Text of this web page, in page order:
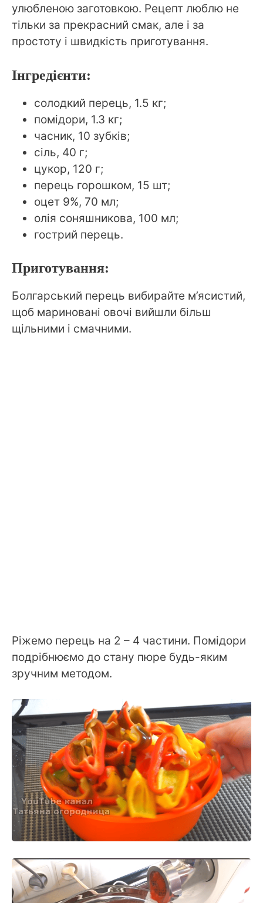
улюбленою заготовкою. Рецепт люблю не
тільки за прекрасний смак, але і за
простоту і швидкість приготування.
Інгредієнти:
солодкий перець, 1.5 кг;
помідори, 1.3 кг;
часник, 10 зубків;
сіль, 40 г;
цукор, 120 г;
перець горошком, 15 шт;
оцет 9%, 70 мл;
олія соняшникова, 100 мл;
гострий перець.
Приготування:
Болгарський перець вибирайте м’ясистий,
щоб мариновані овочі вийшли більш
щільними і смачними.
Ріжемо перець на 2 – 4 частини. Помідори
подрібнюємо до стану пюре будь-яким
зручним методом.